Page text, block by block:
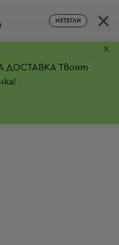
ИЗТЕГЛИ ×
ДОСТАВКА Твоят
×